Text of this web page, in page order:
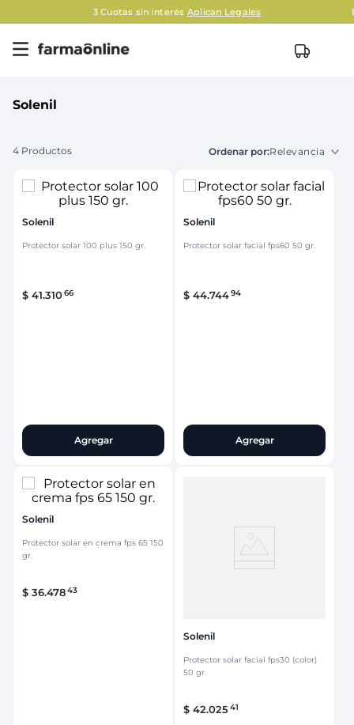
3 Cuotas sin interés Aplican Legales
Solenil
4 Productos Relevancia
Solenil
Protector solar 100 plus 150 gr.
$ 41.31066
Agregar
Solenil
Protector solar facial fps60 50 gr.
$ 44.74494
Agregar
Solenil
Protector solar en crema fps 65 150
gr.
$ 36.47843
Solenil
Protector solar facial fps30 (color)
50 gr.
$ 42.02541